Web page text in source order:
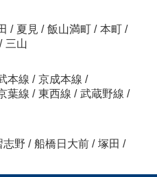
/ 夏見 / 飯山満町 / 本町 /
/ 三山
本線 / 京成本線 /
葉線 / 東西線 / 武蔵野線 /
志野 / 船橋日大前 / 塚田 /